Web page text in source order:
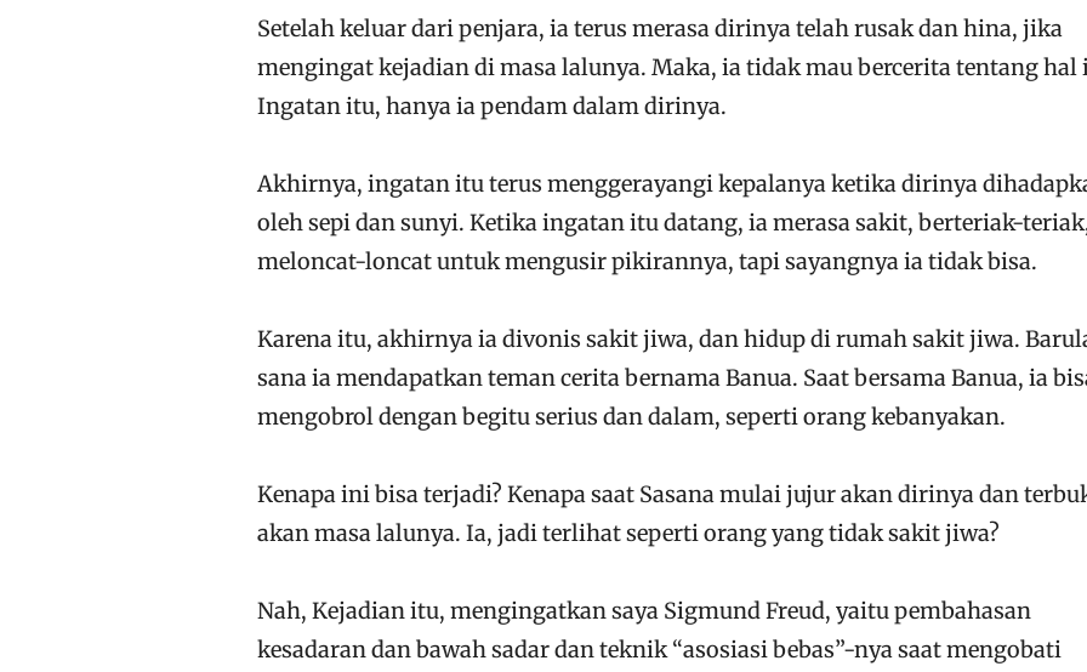
Setelah keluar dari penjara, ia terus merasa dirinya telah rusak dan hina, jika
mengingat kejadian di masa lalunya. Maka, ia tidak mau bercerita tentang hal
Ingatan itu, hanya ia pendam dalam dirinya.
Akhirnya, ingatan itu terus menggerayangi kepalanya ketika dirinya
oleh sepi dan sunyi. Ketika ingatan itu datang, ia merasa sakit, berteriak-
meloncat-loncat untuk mengusir pikirannya, tapi sayangnya ia tidak bisa.
Karena itu, akhirnya ia divonis sakit jiwa, dan hidup di rumah sakit jiwa.
sana ia mendapatkan teman cerita bernama Banua. Saat bersama Banua, ia
mengobrol dengan begitu serius dan dalam, seperti orang kebanyakan.
Kenapa ini bisa terjadi? Kenapa saat Sasana mulai jujur akan dirinya dan
akan masa lalunya. Ia, jadi terlihat seperti orang yang tidak sakit jiwa?
Nah, Kejadian itu, mengingatkan saya Sigmund Freud, yaitu pembahasan
kesadaran dan bawah sadar dan teknik “asosiasi bebas”-nya saat mengobati